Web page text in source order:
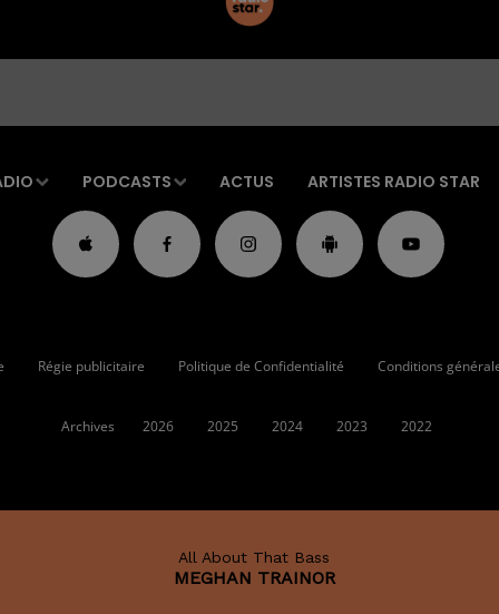
PODCASTS ACTUS ARTISTES RADIO STAR
All About That Bass
MEGHAN TRAINOR
Régie publicitaire Politique de Confidentialité Conditions
Archives 2026 2025 2024 2023 2022